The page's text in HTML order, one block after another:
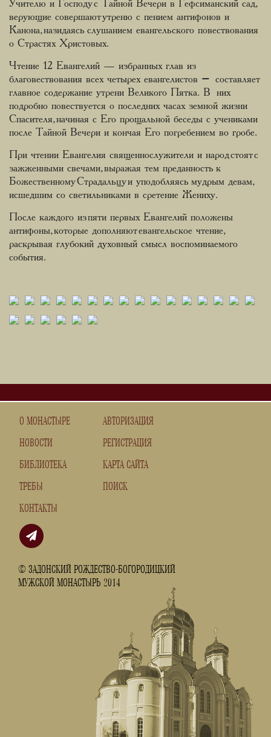
Учителю и Господу с Тайной Вечери в Гефсиманский сад,
верующие совершают утреню с пением антифонов и
Канона, назидаясь слушанием евангельского повествования
о Страстях Христовых.
Чтение 12 Евангелий — избранных глав из
благовествования всех четырех евангелистов – составляет
главное содержание утрени Великого Пятка. В них
подробно повествуется о последних часах земной жизни
Спасителя, начиная с Его прощальной беседы с учениками
после Тайной Вечери и кончая Его погребением во гробе.
При чтении Евангелия священнослужители и народ стоят с
зажженными свечами, выражая тем преданность к
Божественному Страдальцу и уподобляясь мудрым девам,
исшедшим со светильниками в сретение Жениху.
После каждого из пяти первых Евангелий положены
антифоны, которые дополняют евангельское чтение,
раскрывая глубокий духовный смысл воспоминаемого
события.
О МОНАСТЫРЕ
НОВОСТИ
БИБЛИОТЕКА
ТРЕБЫ
КОНТАКТЫ
© ЗАДОНСКИЙ РОЖДЕСТВО-БОГОРОДИЦКИЙ
МУЖСКОЙ МОНАСТЫРЬ 2014
АВТОРИЗАЦИЯ
РЕГИСТРАЦИЯ
КАРТА САЙТА
ПОИСК